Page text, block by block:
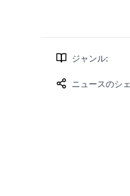
ジャンル:
ニュースのシ